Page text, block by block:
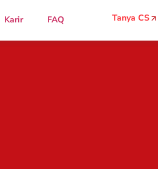
Karir FAQ Tanya CS